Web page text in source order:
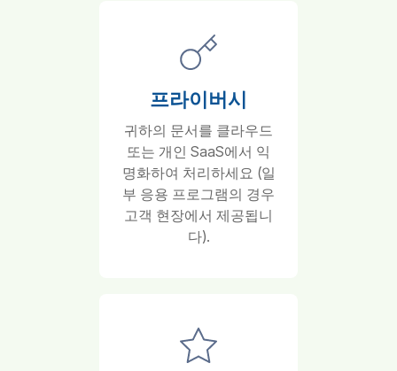
프라이버시
귀하의 문서를 클라우드
또는 개인 SaaS에서 익
명화하여 처리하세요 (일
부 응용 프로그램의 경우
고객 현장에서 제공됩니
다).